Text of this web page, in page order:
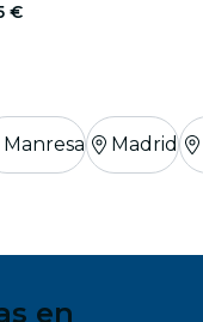
€
Manresa Madrid
en